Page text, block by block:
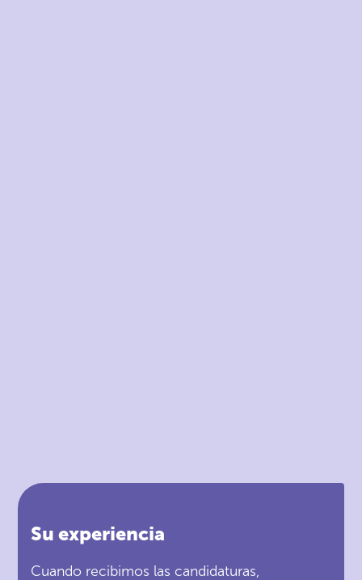
Su experiencia
Cuando recibimos las candidaturas,